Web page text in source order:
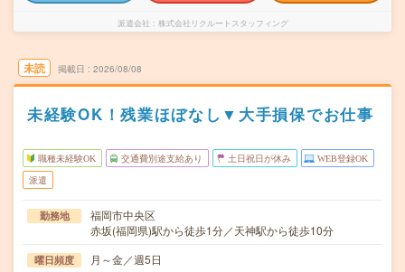
派遣会社 株式会社リクルートスタッフィング
未読 掲載日 2026/08/08
未経験OK！残業ほぼなし▼大手損保でお仕事
職種未経験OK 交通費別途支給あり 土日祝日が休み WEB登録OK
派遣
勤務地
福岡市中央区
赤坂(福岡県)駅から徒歩1分／天神駅から徒歩10分
曜日頻度 月～金／週5日